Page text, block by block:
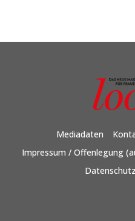
Mediadaten
Impressum / Offenlegung